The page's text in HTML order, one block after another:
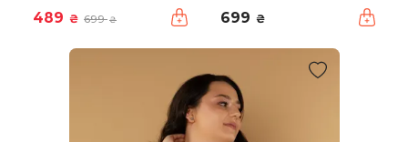
489 ₴ 699₴ 699 ₴